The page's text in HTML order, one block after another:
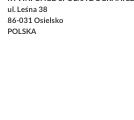
ul. Leśna 38
86-031 Osielsko
POLSKA